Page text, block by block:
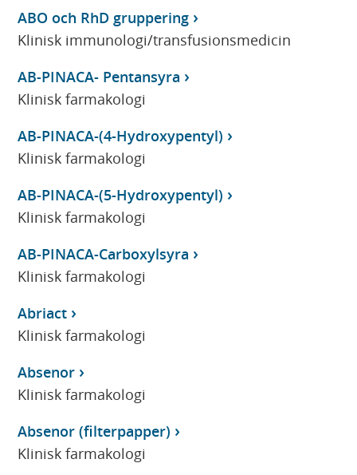
ABO och RhD gruppering
Klinisk immunologi/transfusionsmedicin
AB-PINACA- Pentansyra
Klinisk farmakologi
AB-PINACA-(4-Hydroxypentyl)
Klinisk farmakologi
AB-PINACA-(5-Hydroxypentyl)
Klinisk farmakologi
AB-PINACA-Carboxylsyra
Klinisk farmakologi
Abriact
Klinisk farmakologi
Absenor
Klinisk farmakologi
Absenor (filterpapper)
Klinisk farmakologi